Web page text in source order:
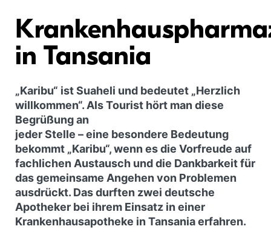
in Tansania
„Karibu“ ist Suaheli und bedeutet „Herzlich
willkommen“. Als Tourist hört man diese
Begrüßung an
jeder Stelle – eine besondere Bedeutung
bekommt „Karibu“, wenn es die Vorfreude auf
fachlichen Austausch und die Dankbarkeit für
das gemeinsame Angehen von Problemen
ausdrückt. Das durften zwei deutsche
Apotheker bei ihrem Einsatz in einer
Krankenhausapotheke in Tansania erfahren.